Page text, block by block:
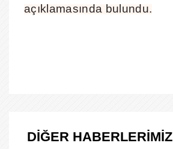
açıklamasında bulundu.
DİĞER HABERLERİMİZ